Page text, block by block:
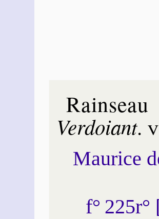
Rainseau
Ver­doiant.
Maurice
f°